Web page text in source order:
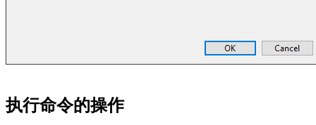
执行命令的操作